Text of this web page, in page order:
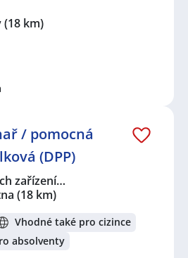
(18 km)
/ pomocná
(DPP)
zařízení…
(18 km)
Vhodné také pro cizince
absolventy